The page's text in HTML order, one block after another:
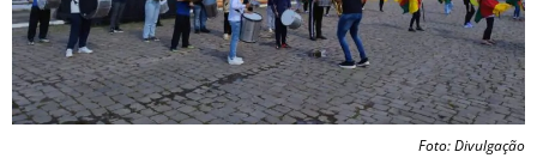
Foto: Divulgação